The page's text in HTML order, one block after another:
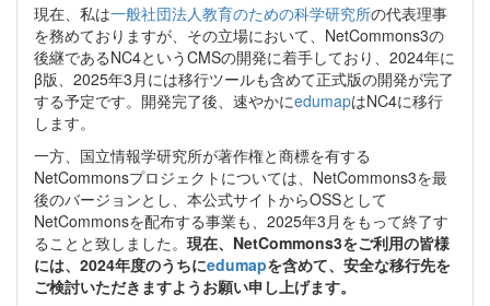
現在、私は一般社団法人教育のための科学研究所の代表理事
を務めておりますが、その立場において、NetCommons3の
後継であるNC4というCMSの開発に着手しており、2024年に
β版、2025年3月には移行ツールも含めて正式版の開発が完了
する予定です。開発完了後、速やかにedumapはNC4に移行
します。
一方、国立情報学研究所が著作権と商標を有する
NetCommonsプロジェクトについては、NetCommons3を最
後のバージョンとし、本公式サイトからOSSとして
NetCommonsを配布する事業も、2025年3月をもって終了す
ることと致しました。 現在、NetCommons3をご利用の皆様
には、2024年度のうちにedumapを含めて、安全な移行先を
ご検討いただきますようお願い申し上げます。